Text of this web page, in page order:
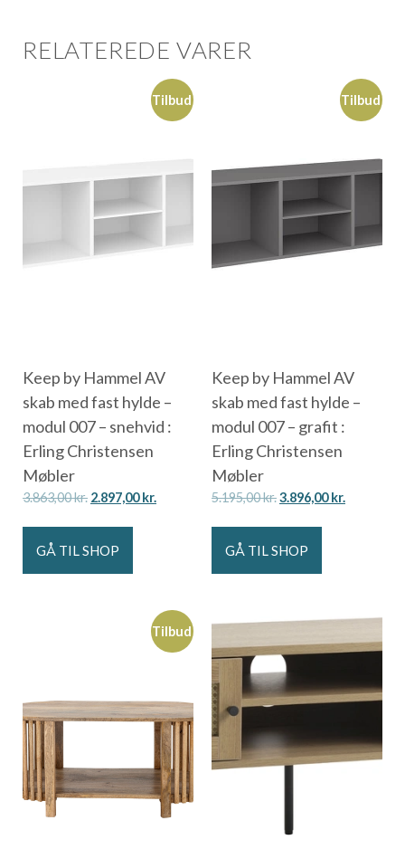
RELATEREDE VARER
Tilbud
Keep by Hammel AV
skab med fast hylde –
modul 007 – snehvid :
Erling Christensen
Møbler
3.863,00kr. 2.897,00kr.
GÅ TIL SHOP
Tilbud
Keep by Hammel AV
skab med fast hylde –
modul 007 – grafit :
Erling Christensen
Møbler
5.195,00kr.3.896,00kr.
GÅ TIL SHOP
Tilbud